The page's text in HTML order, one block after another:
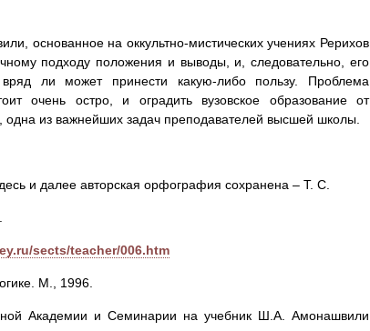
основанное на оккультно-мистических учениях Рерихов
подходу положения и выводы, и, следовательно, его
ли может принести какую-либо пользу. Проблема
очень остро, и оградить вузовское образование от
одна из важнейших задач преподавателей высшей школы.
и далее авторская орфография сохранена – Т. С.
sects/teacher/006.htm
М., 1996.
Академии и Семинарии на учебник Ш.А. Амонашвили